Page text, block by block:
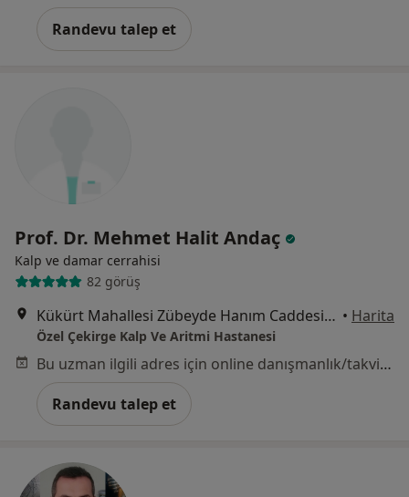
Randevu talep et
Prof. Dr. Mehmet Halit Andaç
Kalp ve damar cerrahisi
82 görüş
Kükürt Mahallesi Zübeyde Hanım Caddesi Konca Sokak No:2, Osmangazi • Harita
Özel Çekirge Kalp Ve Aritmi Hastanesi
Bu uzman ilgili adres için online danışmanlık/takvim sunmuyor.
Randevu talep et